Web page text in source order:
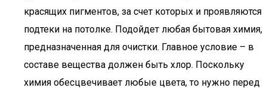
красящих пигментов, за счет которых и проявляются
подтеки на потолке. Подойдет любая бытовая химия,
предназначенная для очистки. Главное условие – в
составе вещества должен быть хлор. Поскольку
химия обесцвечивает любые цвета, то нужно перед